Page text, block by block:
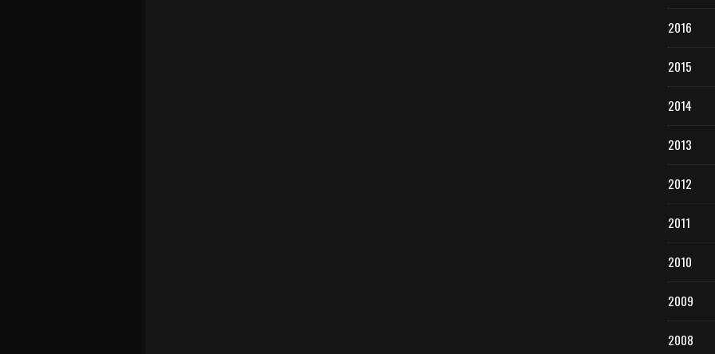
2016
2015
2014
2013
2012
2011
2010
2009
2008